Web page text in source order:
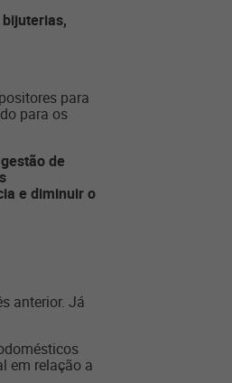
para
para os
de
e diminuir o
anterior. Já
em relação a